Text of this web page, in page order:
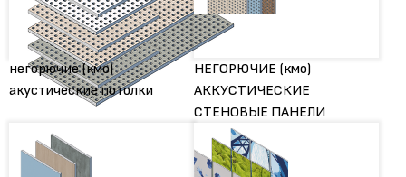
негорючие (кмо)
акустические потолки
НЕГОРЮЧИЕ (кмо)
АККУСТИЧЕСКИЕ
СТЕНОВЫЕ ПАНЕЛИ